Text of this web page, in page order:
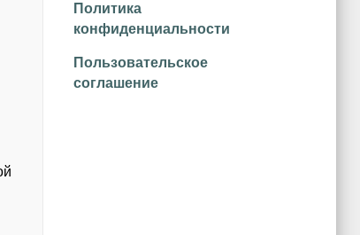
Политика
конфиденциальности
Пользовательское
соглашение